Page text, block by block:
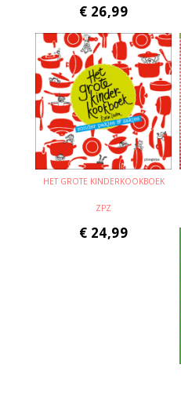
€ 26,99
HET GROTE KINDERKOOKBOEK
ZPZ
€ 24,99